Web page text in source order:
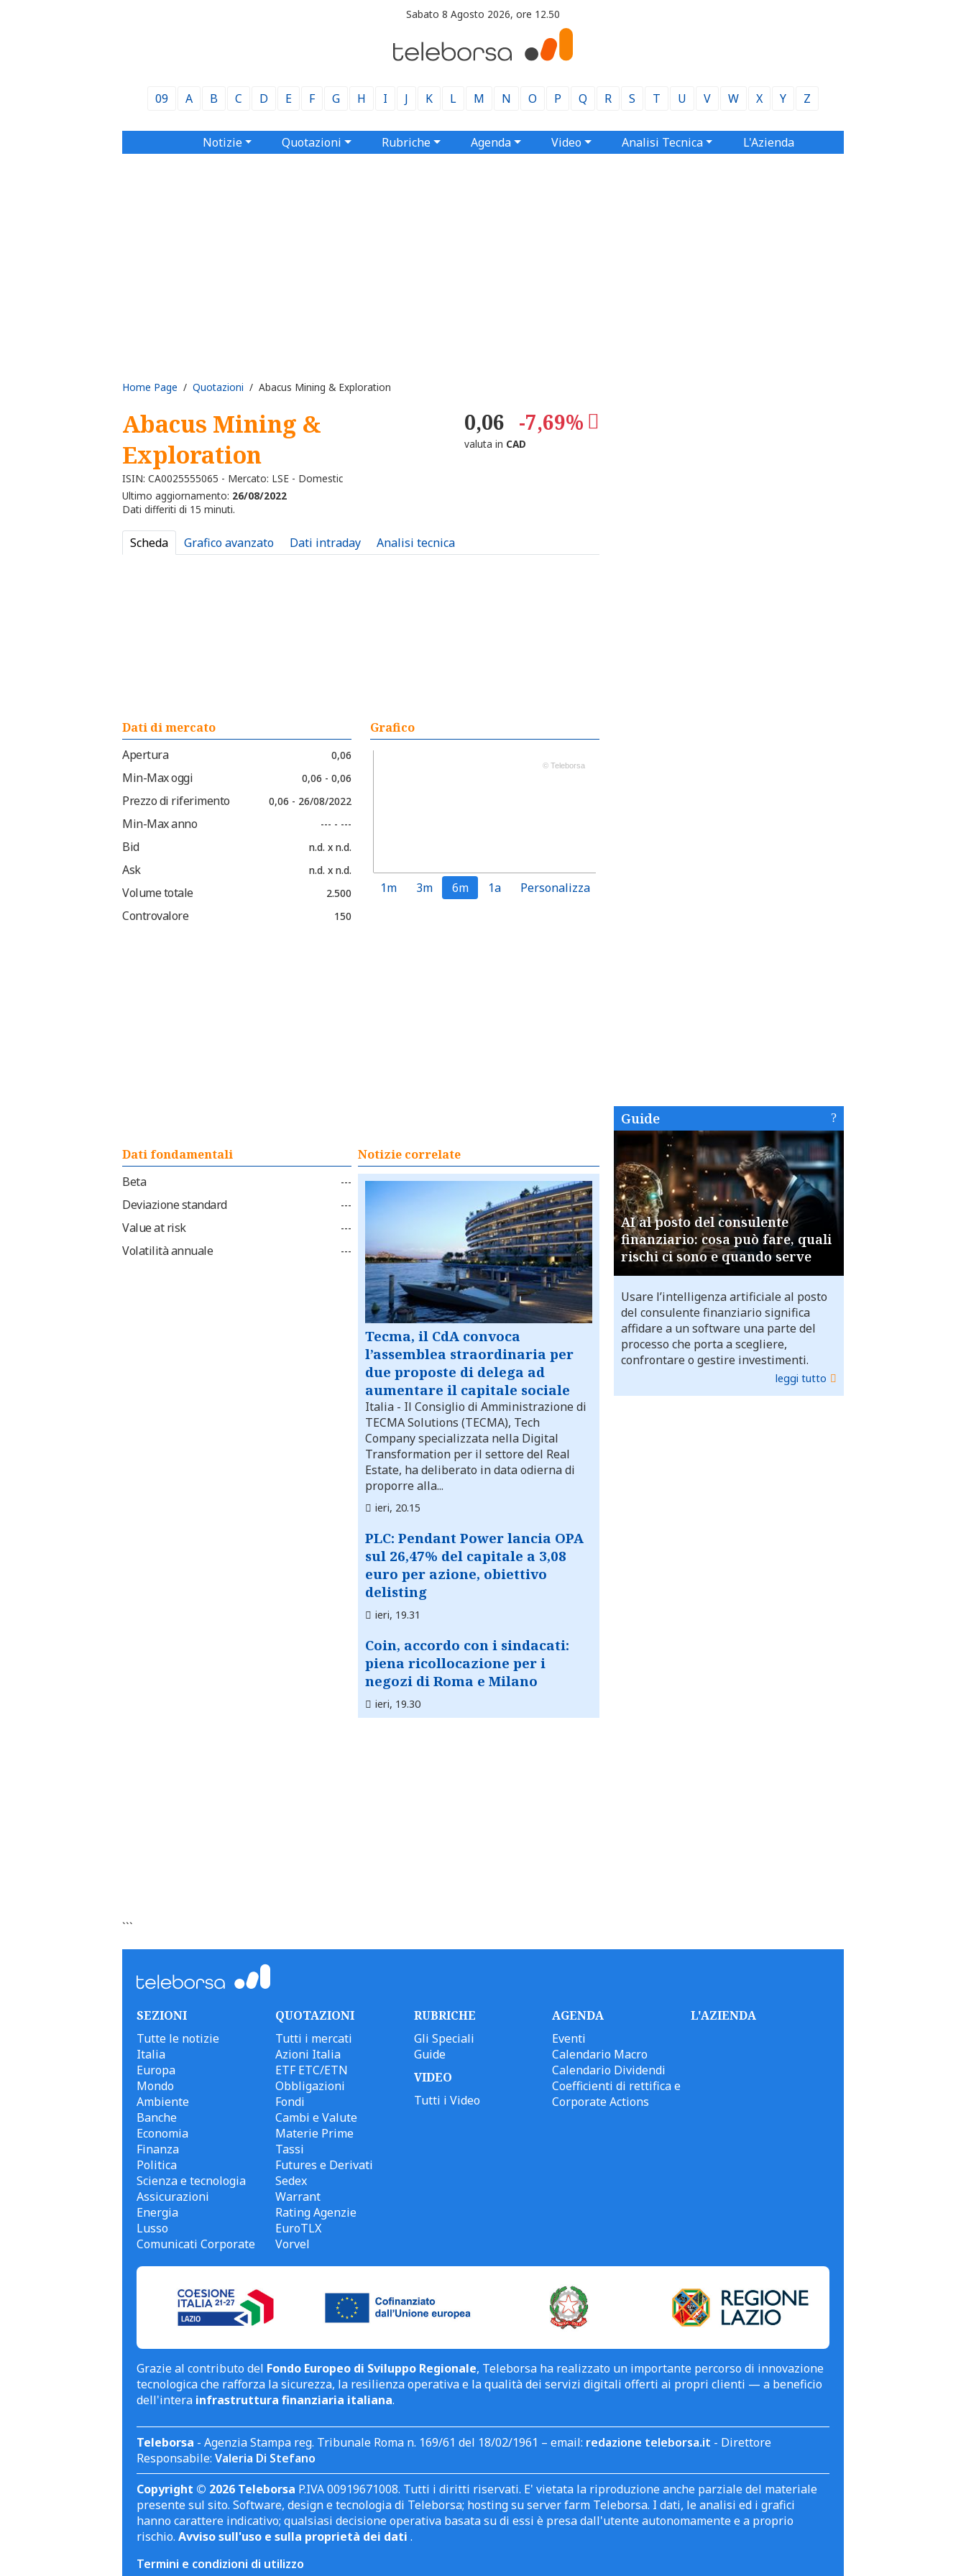
Sabato 8 Agosto 2026, ore 12.50
09 A B C D E F G H I J K L M N O P Q R S T U V W X Y Z
Notizie Quotazioni Rubriche Agenda Video Analisi Tecnica L'Azienda
Home Page / Quotazioni / Abacus Mining & Exploration
Abacus Mining &
Exploration
ISIN: CA0025555065 - Mercato: LSE - Domestic
0,06 -7,69%
valuta in CAD
Ultimo aggiornamento: 26/08/2022
Dati differiti di 15 minuti.
Scheda Grafico avanzato Dati intraday Analisi tecnica
Dati di mercato
Apertura
0,06
Min-Max oggi 0,06 - 0,06
Prezzo di riferimento 0,06 - 26/08/2022
Min-Max anno --- - ---
Bid n.d. x n.d.
Ask n.d. x n.d.
Volume totale 2.500
Controvalore 150
Grafico
© Teleborsa
1m 3m 6m 1a Personalizza
Dati fondamentali
Beta
---
Deviazione standard ---
Value at risk ---
Volatilità annuale ---
Notizie correlate
Tecma, il CdA convoca
l’assemblea straordinaria per
due proposte di delega ad
aumentare il capitale sociale
Italia - Il Consiglio di Amministrazione di
TECMA Solutions (TECMA), Tech
Company specializzata nella Digital
Transformation per il settore del Real
Estate, ha deliberato in data odierna di
proporre alla...
ieri, 20.15
PLC: Pendant Power lancia OPA
sul 26,47% del capitale a 3,08
euro per azione, obiettivo
delisting
ieri, 19.31
Coin, accordo con i sindacati:
piena ricollocazione per i
negozi di Roma e Milano
ieri, 19.30
```
Guide
AI al posto del consulente
finanziario: cosa può fare, quali
rischi ci sono e quando serve
Usare l’intelligenza artificiale al posto
del consulente finanziario significa
affidare a un software una parte del
processo che porta a scegliere,
confrontare o gestire investimenti.
leggi tutto
SEZIONI
Tutte le notizie
Italia
Europa
Mondo
Ambiente
Banche
Economia
Finanza
Politica
Scienza e tecnologia
Assicurazioni
Energia
Lusso
Comunicati Corporate
QUOTAZIONI
Tutti i mercati
Azioni Italia
ETF ETC/ETN
Obbligazioni
Fondi
Cambi e Valute
Materie Prime
Tassi
Futures e Derivati
Sedex
Warrant
Rating Agenzie
EuroTLX
Vorvel
RUBRICHE
Gli Speciali
Guide
VIDEO
Tutti i Video
AGENDA
Eventi
Calendario Macro
Calendario Dividendi
Coefficienti di rettifica e
Corporate Actions
L'AZIENDA
Grazie al contributo del Fondo Europeo di Sviluppo Regionale, Teleborsa ha realizzato un importante percorso di innovazione
tecnologica che rafforza la sicurezza, la resilienza operativa e la qualità dei servizi digitali offerti ai propri clienti — a beneficio
dell'intera infrastruttura finanziaria italiana.
Teleborsa - Agenzia Stampa reg. Tribunale Roma n. 169/61 del 18/02/1961 – email: redazione teleborsa.it - Direttore
Responsabile: Valeria Di Stefano
Copyright © 2026 Teleborsa P.IVA 00919671008. Tutti i diritti riservati. E' vietata la riproduzione anche parziale del materiale
presente sul sito. Software, design e tecnologia di Teleborsa; hosting su server farm Teleborsa. I dati, le analisi ed i grafici
hanno carattere indicativo; qualsiasi decisione operativa basata su di essi è presa dall'utente autonomamente e a proprio
rischio. Avviso sull'uso e sulla proprietà dei dati .
Termini e condizioni di utilizzo